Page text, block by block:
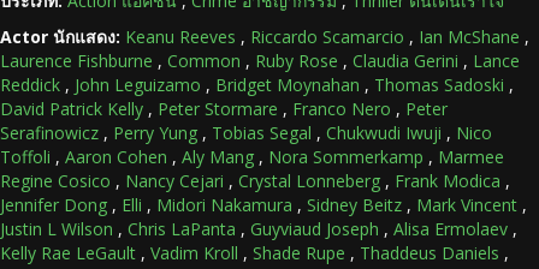
Actor นักแสดง: Keanu Reeves , Riccardo Scamarcio , Ian McShane ,
Laurence Fishburne , Common , Ruby Rose , Claudia Gerini , Lance
Reddick , John Leguizamo , Bridget Moynahan , Thomas Sadoski ,
David Patrick Kelly , Peter Stormare , Franco Nero , Peter
Serafinowicz , Perry Yung , Tobias Segal , Chukwudi Iwuji , Nico
Toffoli , Aaron Cohen , Aly Mang , Nora Sommerkamp , Marmee
Regine Cosico , Nancy Cejari , Crystal Lonneberg , Frank Modica ,
Jennifer Dong , Elli , Midori Nakamura , Sidney Beitz , Mark Vincent ,
Justin L Wilson , Chris LaPanta , Guyviaud Joseph , Alisa Ermolaev ,
Kelly Rae LeGault , Vadim Kroll , Shade Rupe , Thaddeus Daniels ,